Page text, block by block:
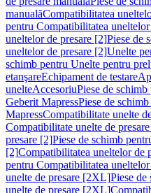
manualăCompatibilitatea
pentru Compatibilitatea
uneltelor de presare [2]Piese de
uneltelor de presare [2]Unelte
schimb pentru Unelte pentru
etanşareEchipament de testare
unelteAccesoriuPiese de
Geberit MapressPiese de
MapressCompatibilitate unelte
Compatibilitate unelte de
presare [2]Piese de schimb
[2]Compatibilitatea uneltelor de
pentru Compatibilitatea
unelte de presare [2XL]Piese
unelte de presare [2XL]